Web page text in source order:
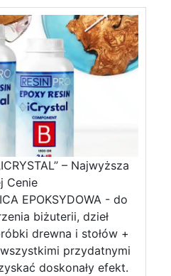
– Najwyższa
Cenie
EPOKSYDOWA - do
biżuterii, dzieł
drewna i stołów +
przydatnymi
doskonały efekt.